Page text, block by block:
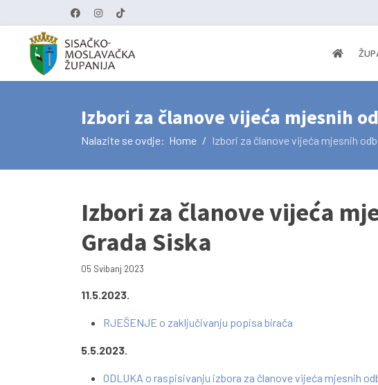
Izbori za članove vijeća mjesnih
Nalazite se ovdje: Home Izbori za članove vijeća mjesnih
Izbori za članove vijeća
Grada Siska
05 Svibanj 2023
11.5.2023.
RJEŠENJE o zaključivanju popisa birača
5.5.2023.
ODLUKA o raspisivanju izbora za članove vijeća mjesnih